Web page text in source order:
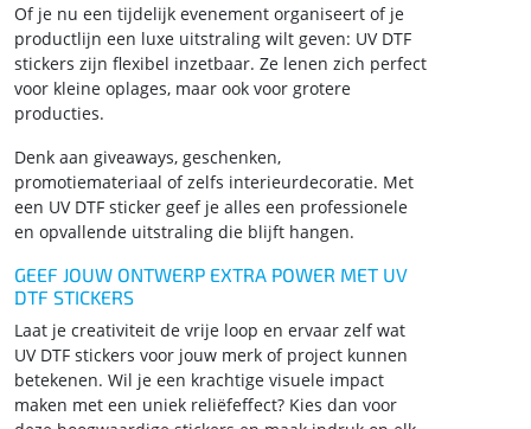
Of je nu een tijdelijk evenement organiseert of je
productlijn een luxe uitstraling wilt geven: UV DTF
stickers zijn flexibel inzetbaar. Ze lenen zich perfect
voor kleine oplages, maar ook voor grotere
producties.
Denk aan giveaways, geschenken,
promotiemateriaal of zelfs interieurdecoratie. Met
een UV DTF sticker geef je alles een professionele
en opvallende uitstraling die blijft hangen.
GEEF JOUW ONTWERP EXTRA POWER MET UV
DTF STICKERS
Laat je creativiteit de vrije loop en ervaar zelf wat
UV DTF stickers voor jouw merk of project kunnen
betekenen. Wil je een krachtige visuele impact
maken met een uniek reliëfeffect? Kies dan voor